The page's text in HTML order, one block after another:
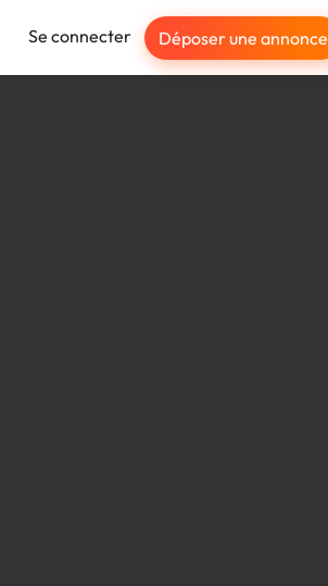
Se connecter Déposer une annonce